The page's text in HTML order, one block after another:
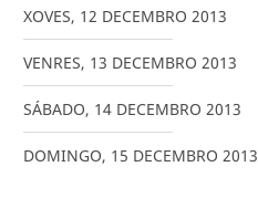
XOVES, 12 DECEMBRO 2013
VENRES, 13 DECEMBRO 2013
SÁBADO, 14 DECEMBRO 2013
DOMINGO, 15 DECEMBRO 2013